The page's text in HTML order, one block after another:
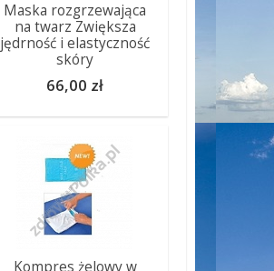
Maska rozgrzewająca
na twarz Zwiększa
jędrność i elastyczność
skóry
66,00 zł
Kompres żelowy w